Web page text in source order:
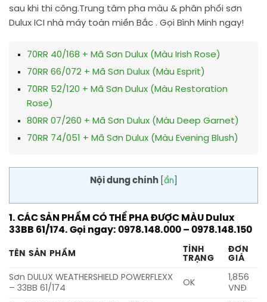
sau khi thi công.Trung tâm pha màu & phân phối sơn
Dulux ICI nhà máy toàn miền Bắc . Gọi Bình Minh ngay!
70RR 40/168 + Mã Sơn Dulux (Màu Irish Rose)
70RR 66/072 + Mã Sơn Dulux (Màu Esprit)
70RR 52/120 + Mã Sơn Dulux (Màu Restoration
Rose)
80RR 07/260 + Mã Sơn Dulux (Màu Deep Garnet)
70RR 74/051 + Mã Sơn Dulux (Màu Evening Blush)
Nội dung chính ẩn
1. CÁC SẢN PHẨM CÓ THỂ PHA ĐƯỢC MÀU Dulux
33BB 61/174. Gọi ngay: 0978.148.000 – 0978.148.150
TÊN SẢN PHẨM
TÌNH
TRẠNG
ĐƠN
GIÁ
Sơn DULUX WEATHERSHIELD POWERFLEXX
– 33BB 61/174
OK
1,856
VNĐ